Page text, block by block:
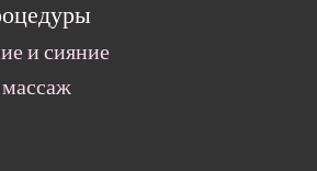
и сияние
массаж